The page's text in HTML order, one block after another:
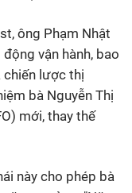
ông Phạm Nhật
vận hành, bao
chiến lược thị
bà Nguyễn Thị
mới, thay thế
này cho phép bà